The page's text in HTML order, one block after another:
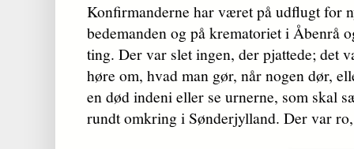
Konfirmanderne har været på udflugt for
bede­manden og på krematoriet i Åbenrå
ting. Der var slet ingen, der pjattede; det
høre om, hvad man gør, når nogen dør,
en død indeni eller se urnerne, som skal
rundt omkring i Sønderjylland. Der var